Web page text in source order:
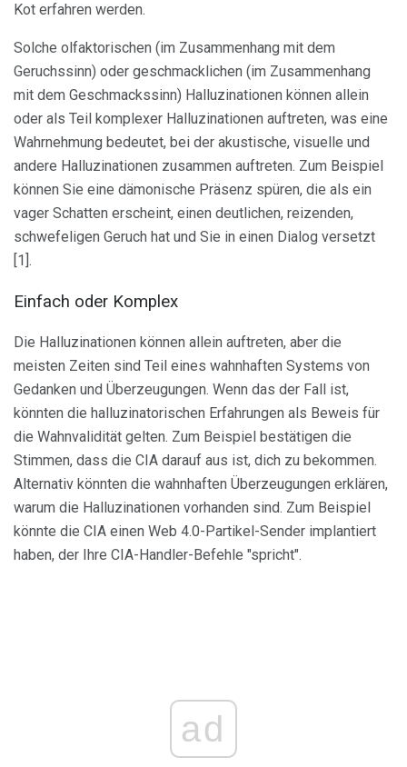
Kot erfahren werden.
Solche olfaktorischen (im Zusammenhang mit dem
Geruchssinn) oder geschmacklichen (im Zusammenhang
mit dem Geschmackssinn) Halluzinationen können allein
oder als Teil komplexer Halluzinationen auftreten, was eine
Wahrnehmung bedeutet, bei der akustische, visuelle und
andere Halluzinationen zusammen auftreten. Zum Beispiel
können Sie eine dämonische Präsenz spüren, die als ein
vager Schatten erscheint, einen deutlichen, reizenden,
schwefeligen Geruch hat und Sie in einen Dialog versetzt
[1].
Einfach oder Komplex
Die Halluzinationen können allein auftreten, aber die
meisten Zeiten sind Teil eines wahnhaften Systems von
Gedanken und Überzeugungen. Wenn das der Fall ist,
könnten die halluzinatorischen Erfahrungen als Beweis für
die Wahnvalidität gelten. Zum Beispiel bestätigen die
Stimmen, dass die CIA darauf aus ist, dich zu bekommen.
Alternativ könnten die wahnhaften Überzeugungen erklären,
warum die Halluzinationen vorhanden sind. Zum Beispiel
könnte die CIA einen Web 4.0-Partikel-Sender implantiert
haben, der Ihre CIA-Handler-Befehle "spricht".
ad